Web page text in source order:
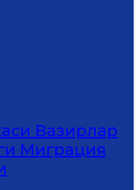
Вазирлар
Миграция